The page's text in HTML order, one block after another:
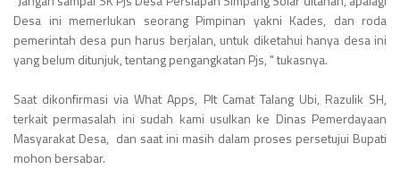
Desa ini memerlukan seorang Pimpinan yakni Kades, dan roda
pemerintah desa pun harus berjalan, untuk diketahui hanya desa ini
yang belum ditunjuk, tentang pengangkatan Pjs, " tukasnya.
Saat dikonfirmasi via What Apps, Plt Camat Talang Ubi, Razulik SH,
terkait permasalah ini sudah kami usulkan ke Dinas Pemerdayaan
Masyarakat Desa, dan saat ini masih dalam proses persetujui Bupati
mohon bersabar.